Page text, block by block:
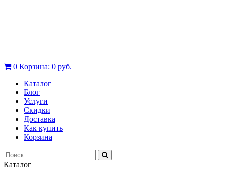
0 Корзина: 0 руб.
Каталог
Блог
Услуги
Скидки
Доставка
Как купить
Корзина
Каталог